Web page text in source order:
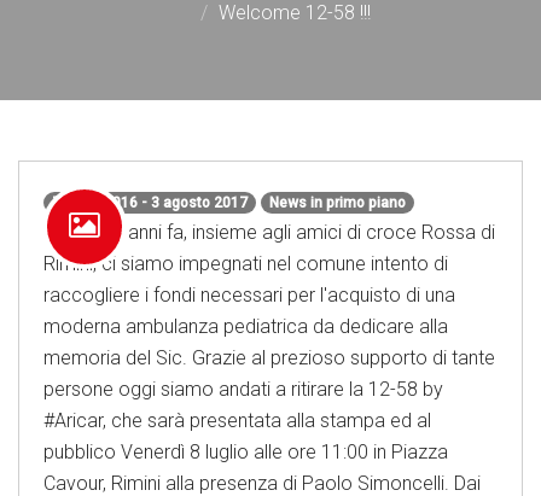
Welcome 12-58 !!!
7 luglio 2016 - 3 agosto 2017 News in primo piano
Circa due anni fa, insieme agli amici di croce Rossa di
Rimini, ci siamo impegnati nel comune intento di
raccogliere i fondi necessari per l'acquisto di una
moderna ambulanza pediatrica da dedicare alla
memoria del ‪Sic. Grazie al prezioso supporto di tante
persone oggi siamo andati a ritirare la 12-58 by
‪#‎Aricar, che sarà presentata alla stampa ed al
pubblico Venerdì 8 luglio alle ore 11:00 in Piazza
Cavour, ‪Rimini alla presenza di Paolo Simoncelli. Dai